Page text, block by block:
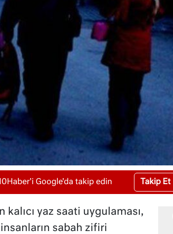
Google'da takip edin Takip Et
kalıcı yaz saati uygulaması,
sabah zifiri